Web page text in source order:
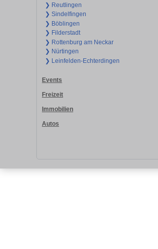
❯ Reutlingen
❯ Sindelfingen
❯ Böblingen
❯ Filderstadt
❯ Rottenburg am Neckar
❯ Nürtingen
❯ Leinfelden-Echterdingen
Events
Freizeit
Immobilien
Autos